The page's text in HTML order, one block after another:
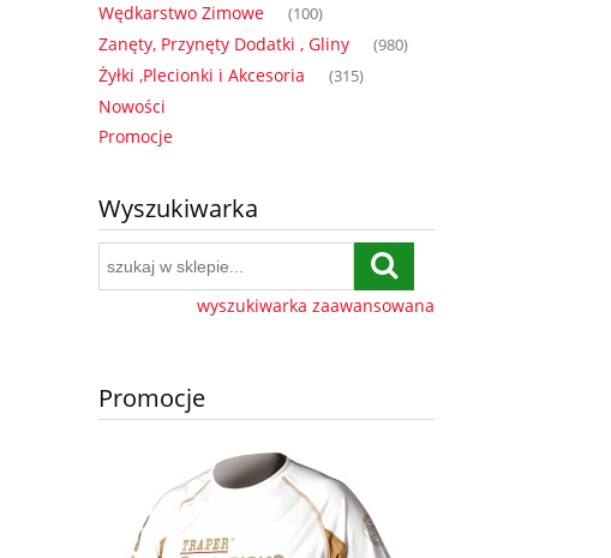
Wędkarstwo Zimowe (100)
Zanęty, Przynęty Dodatki , Gliny (980)
Żyłki ,Plecionki i Akcesoria (315)
Nowości
Promocje
Wyszukiwarka
wyszukiwarka zaawansowana
Promocje